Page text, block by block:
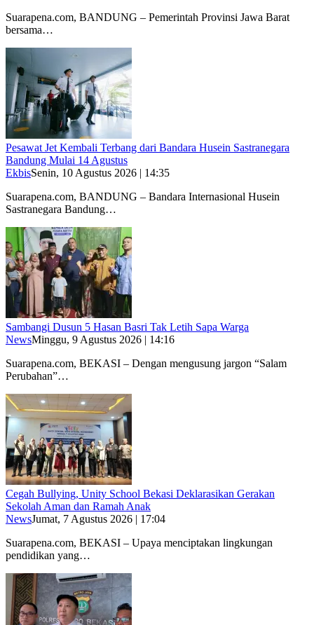
Suarapena.com, BANDUNG – Pemerintah Provinsi Jawa Barat
bersama…
Pesawat Jet Kembali Terbang dari Bandara Husein Sastranegara
Bandung Mulai 14 Agustus
EkbisSenin, 10 Agustus 2026 | 14:35
Suarapena.com, BANDUNG – Bandara Internasional Husein
Sastranegara Bandung…
Sambangi Dusun 5 Hasan Basri Tak Letih Sapa Warga
NewsMinggu, 9 Agustus 2026 | 14:16
Suarapena.com, BEKASI – Dengan mengusung jargon “Salam
Perubahan”…
Cegah Bullying, Unity School Bekasi Deklarasikan Gerakan
Sekolah Aman dan Ramah Anak
NewsJumat, 7 Agustus 2026 | 17:04
Suarapena.com, BEKASI – Upaya menciptakan lingkungan
pendidikan yang…